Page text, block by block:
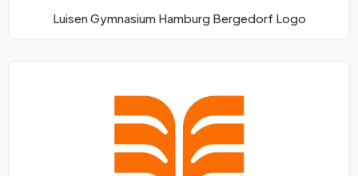
Luisen Gymnasium Hamburg Bergedorf Logo